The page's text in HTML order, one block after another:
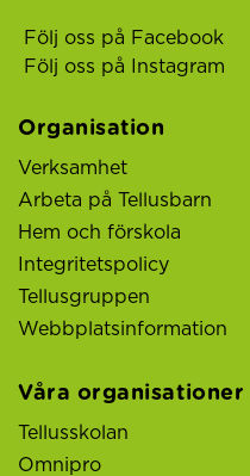
Följ oss på Facebook
Följ oss på Instagram
Organisation
Verksamhet
Arbeta på Tellusbarn
Hem och förskola
Integritetspolicy
Tellusgruppen
Webbplatsinformation
Våra organisationer
Tellusskolan
Omnipro